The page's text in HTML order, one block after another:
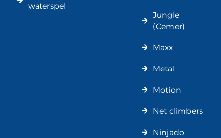
waterspel
Jungle
(Cemer)
Maxx
Metal
Motion
Net climbers
Ninjado